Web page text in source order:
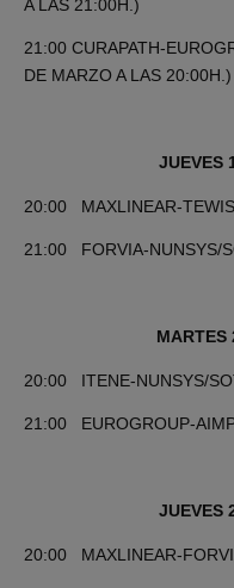
A LAS 21:00H.)
21:00 CURAPATH-
DE MARZO A LAS 20:00H.)
JUEVES
20:00 MAXLINEAR-
21:00 FORVIA-NUNSYS/
MARTES
20:00 ITENE-NUNSYS/
21:00 EUROGROUP-
JUEVES
20:00 MAXLINEAR-